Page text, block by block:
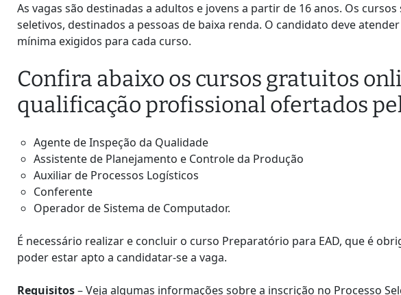
As vagas são destinadas a adultos e jovens a partir de 16 anos. Os
seletivos, destinados a pessoas de baixa renda. O candidato deve
mínima exigidos para cada curso.
Confira abaixo os cursos gratuitos
qualificação profissional ofertados
Agente de Inspeção da Qualidade
Assistente de Planejamento e Controle da Produção
Auxiliar de Processos Logísticos
Conferente
Operador de Sistema de Computador.
É necessário realizar e concluir o curso Preparatório para EAD, que é
poder estar apto a candidatar-se a vaga.
Requisitos– Veja algumas informações sobre a inscrição no Processo